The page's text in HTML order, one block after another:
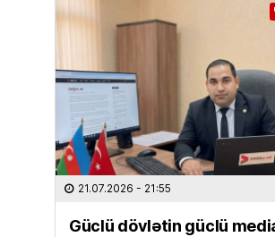
21.07.2026 - 21:55
Güclü dövlətin güclü